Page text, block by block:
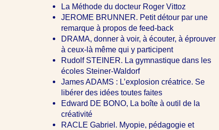
La Méthode du docteur Roger Vittoz
JEROME BRUNNER. Petit détour par une
remarque à propos de feed-back
DRAMA, donner à voir, à écouter, à éprouver
à ceux-là même qui y participent
Rudolf STEINER. La gymnastique dans les
écoles Steiner-Waldorf
James ADAMS : L’explosion créatrice. Se
libérer des idées toutes faites
Edward DE BONO, La boîte à outil de la
créativité
RACLE Gabriel. Myopie, pédagogie et